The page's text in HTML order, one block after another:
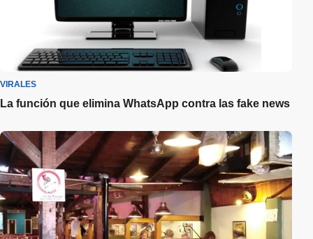
VIRALES
La función que elimina WhatsApp contra las fake news